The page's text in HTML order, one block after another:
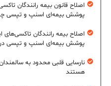
اصلاح قانون بیمه رانندگان
پوشش بیمه‌ای اسنپ و تپسی
اصلاح بیمه رانندگان
پوشش بیمه‌ای اسنپ و تپسی در
نارسایی قلبی محدود به
هستند